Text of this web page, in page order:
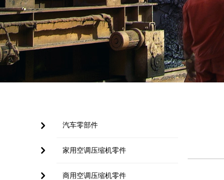
낑 汽车零部件
家用空调压缩机零件
商用空调压缩机零件
낑
낑